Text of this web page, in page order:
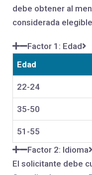
debe obtener al
considerada
Factor 1: Edad
Edad
22-24
35-50
51-55
Factor 2: Idioma
El solicitante debe